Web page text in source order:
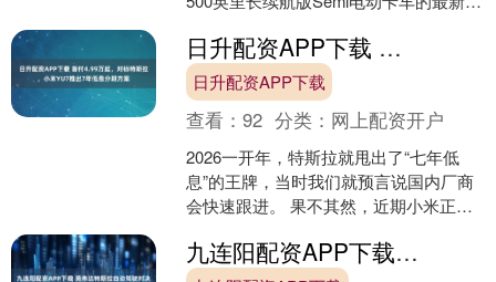
日升配资APP下载 首付4.99万起，对标特斯拉，小米YU7推出7年低息分期方案
日升配资APP下载
查看：92 分类： 网上配资开户
2026一开年，特斯拉就甩出了“七年低
息”的王牌，当时我们就预言说国内厂商
会快速跟进。 果不其然，近期小米正式
案。 和特斯....
九连阳配资APP下载 英伟达特斯拉自动驾驶对决：马斯克称英伟达要追赶数年